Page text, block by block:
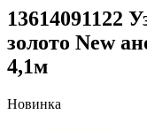
13614091122
золото New
4,1м
Новинка